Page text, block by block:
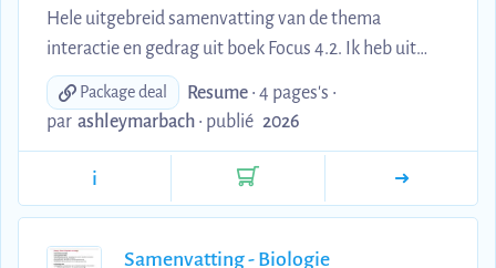
Hele uitgebreid samenvatting van de thema
interactie en gedrag uit boek Focus 4.2. Ik heb uit
mijn samenvatting een mooie score gehaald op
mijn examen.
Package deal Resume • 4 pages's •
par ashleymarbach • publié 2026
i
Samenvatting - Biologie